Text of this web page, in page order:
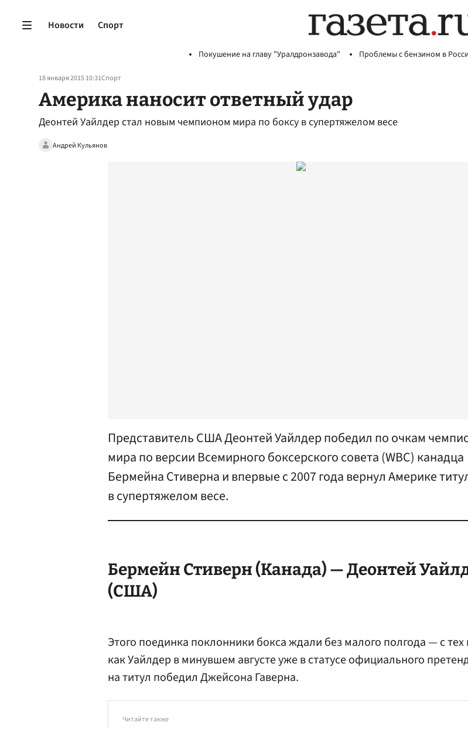
Новости Спорт
Покушение на главу "Уралдронзавода" Проблемы с бензином в
18 января 2015 10:31Спорт
Америка наносит ответный удар
Деонтей Уайлдер стал новым чемпионом мира по боксу в супертяжелом весе
Андрей Кульянов
Представитель США Деонтей Уайлдер победил по очкам
мира по версии Всемирного боксерского совета (WBC) канадца
Бермейна Стиверна и впервые с 2007 года вернул Америке
в супертяжелом весе.
Бермейн Стиверн (Канада) — Деонтей
(США)
Этого поединка поклонники бокса ждали без малого полгода — с тех
как Уайлдер в минувшем августе уже в статусе официального
на титул победил Джейсона Гаверна.
Читайте также